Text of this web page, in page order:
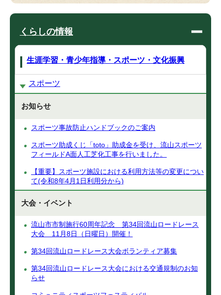
くらしの情報
生涯学習・青少年指導・スポーツ・文化振興
スポーツ
お知らせ
スポーツ事故防止ハンドブックのご案内
スポーツ助成くじ「toto」助成金を受け、流山スポーツ
フィールドA面人工芝化工事を行いました。
【重要】スポーツ施設における利用方法等の変更につい
て(令和8年4月1日利用分から)
大会・イベント
流山市市制施行60周年記念 第34回流山ロードレース
大会 11月8日（日曜日）開催！
第34回流山ロードレース大会ボランティア募集
第34回流山ロードレース大会における交通規制のお知
らせ